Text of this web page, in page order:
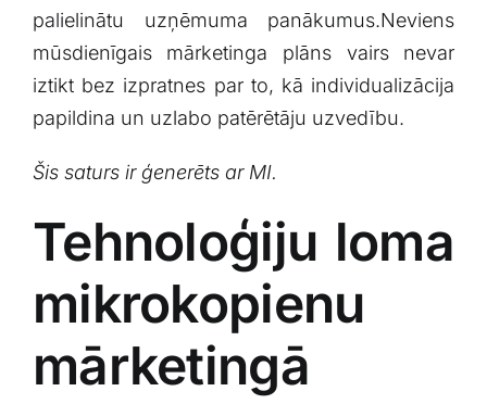
palielinātu uzņēmuma panākumus.Neviens‍
mūsdienīgais⁤ mārketinga plāns vairs nevar
iztikt bez izpratnes par to, kā individualizācija
papildina un uzlabo patērētāju ⁢uzvedību.
Šis saturs ir ģenerēts ar MI.
Tehnoloģiju loma
mikrokopienu
mārketingā